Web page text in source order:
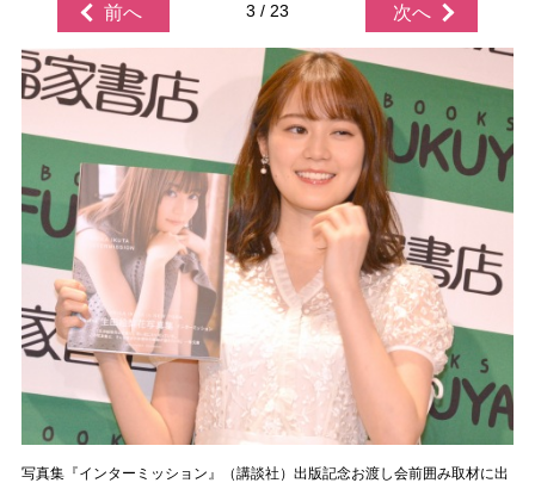
前へ 3 / 23 次へ
写真集『インターミッション』（講談社）出版記念お渡し会前囲み取材に出